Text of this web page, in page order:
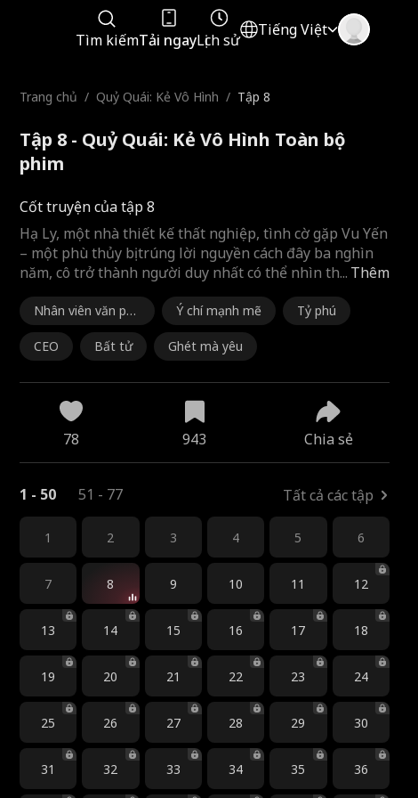
Tìm kiếmTải ngayLịch sử
Tiếng Việt
Trang chủ / Quỷ Quái: Kẻ Vô Hình / Tập 8
Tập 8 - Quỷ Quái: Kẻ Vô Hình Toàn bộ
phim
Cốt truyện của tập 8
Thêm
Hạ Ly, một nhà thiết kế thất nghiệp, tình cờ gặp Vu Yến
– một phù thủy bị trúng lời nguyền cách đây ba nghìn
năm, cô trở thành người duy nhất có thể nhìn th...
Nhân viên văn ph
òng
Ý chí mạnh mẽ Tỷ phú
CEO Bất tử Ghét mà yêu
78 943 Chia sẻ
1 - 50 51 - 77 Tất cả các tập
1 2 3 4 5 6
7 8 9 10 11 12
13 14 15 16 17 18
19 20 21 22 23 24
25 26 27 28 29 30
31 32 33 34 35 36